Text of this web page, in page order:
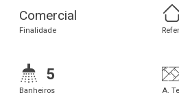
Comercial
Finalidade
5
Banheiros A.